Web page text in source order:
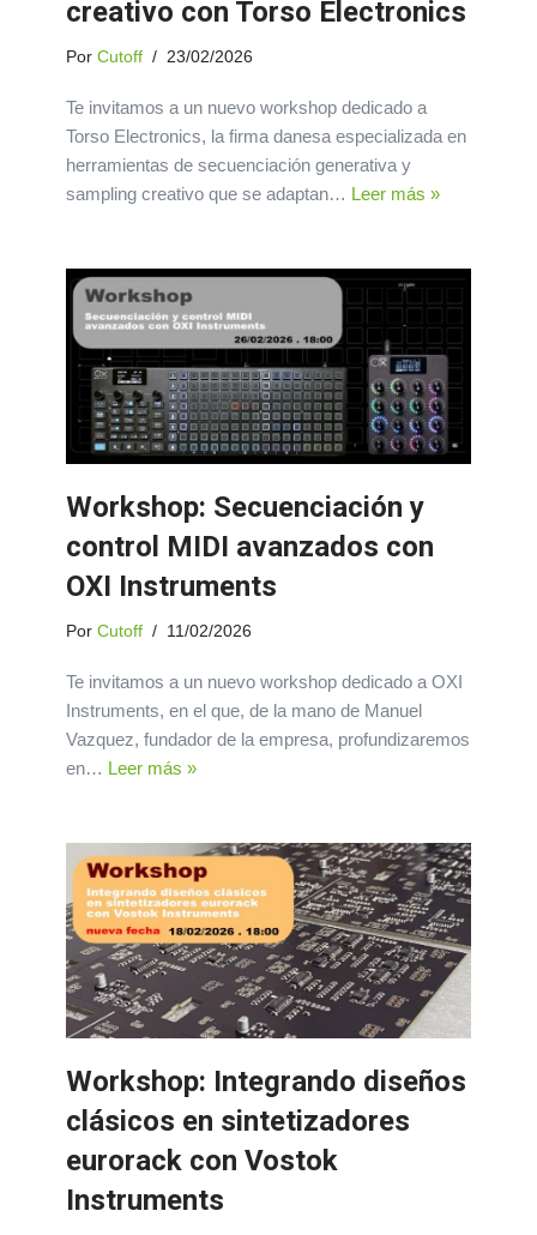
creativo con Torso Electronics
Por Cutoff 23/02/2026
Te invitamos a un nuevo workshop dedicado a
Torso Electronics, la firma danesa especializada en
herramientas de secuenciación generativa y
sampling creativo que se adaptan… Leer más »
Workshop: Secuenciación y
control MIDI avanzados con
OXI Instruments
Por Cutoff 11/02/2026
Te invitamos a un nuevo workshop dedicado a OXI
Instruments, en el que, de la mano de Manuel
Vazquez, fundador de la empresa, profundizaremos
en… Leer más »
Workshop: Integrando diseños
clásicos en sintetizadores
eurorack con Vostok
Instruments